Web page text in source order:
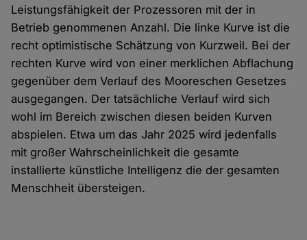
Leistungsfähigkeit der Prozessoren mit der in
Betrieb genommenen Anzahl. Die linke Kurve ist die
recht optimistische Schätzung von Kurzweil. Bei der
rechten Kurve wird von einer merklichen Abflachung
gegenüber dem Verlauf des Mooreschen Gesetzes
ausgegangen. Der tatsächliche Verlauf wird sich
wohl im Bereich zwischen diesen beiden Kurven
abspielen. Etwa um das Jahr 2025 wird jedenfalls
mit großer Wahrscheinlichkeit die gesamte
installierte künstliche Intelligenz die der gesamten
Menschheit übersteigen.